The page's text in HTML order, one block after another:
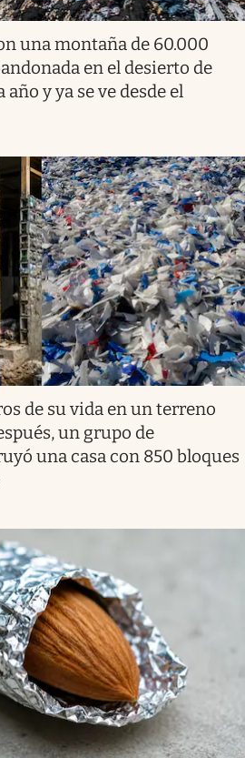
una montaña de 60.000
en el desierto de
y ya se ve desde el
de su vida en un terreno
un grupo de
una casa con 850 bloques